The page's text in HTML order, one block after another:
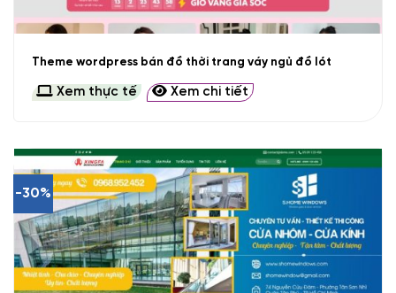
Theme wordpress bán đồ thời trang váy ngủ đồ lót
Xem thực tế Xem chi tiết
-30%